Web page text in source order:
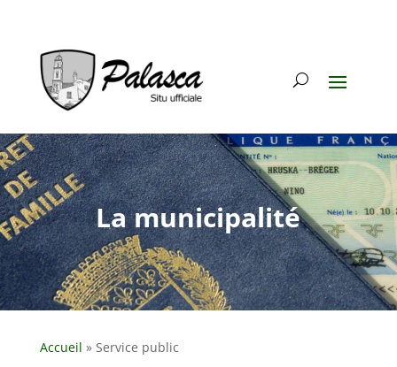
La municipalité
Accueil » Service public